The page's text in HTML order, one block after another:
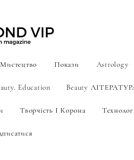
Мистецтво Покази Astrology
Education Beauty
Творчість І Корона